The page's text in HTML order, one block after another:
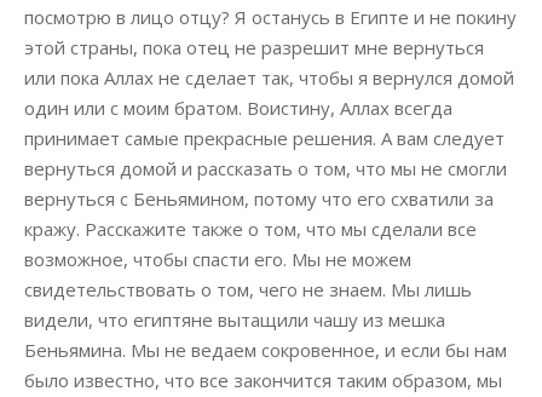
посмотрю в лицо отцу? Я останусь в Египте и не покину
этой страны, пока отец не разрешит мне вернуться
или пока Аллах не сделает так, чтобы я вернулся домой
один или с моим братом. Воистину, Аллах всегда
принимает самые прекрасные решения. А вам следует
вернуться домой и рассказать о том, что мы не смогли
вернуться с Беньямином, потому что его схватили за
кражу. Расскажите также о том, что мы сделали все
возможное, чтобы спасти его. Мы не можем
свидетельствовать о том, чего не знаем. Мы лишь
видели, что египтяне вытащили чашу из мешка
Беньямина. Мы не ведаем сокровенное, и если бы нам
было известно, что все закончится таким образом, мы